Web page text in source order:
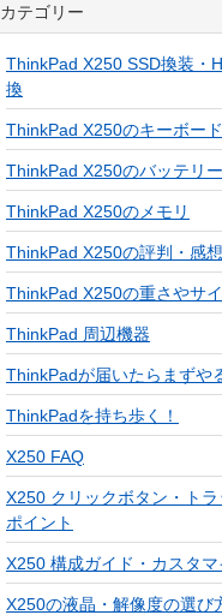
カテゴリー
ThinkPad X250 SSD換装・
換
ThinkPad X250のキーボード
ThinkPad X250のバッテリー
ThinkPad X250のメモリ
ThinkPad X250の評判・感想
ThinkPad X250の重さやサ
ThinkPad 周辺機器
ThinkPadが届いたらまずや
ThinkPadを持ち歩く！
X250 FAQ
X250 クリックボタン・トラ
ポイント
X250 構成ガイド・カスタマ
X250の液晶・解像度の選び